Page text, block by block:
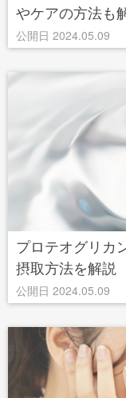
やケアの方法も
公開日 2024.05.09
プロテオグリカ
摂取方法を解説
公開日 2024.05.09